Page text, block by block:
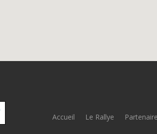
Accueil
Le Rallye